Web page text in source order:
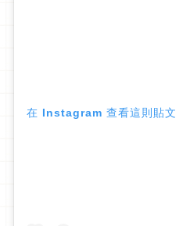
在 Instagram 查看這則貼文